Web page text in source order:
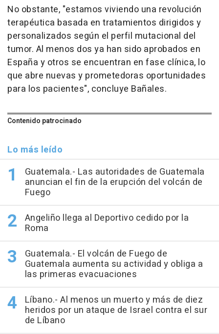
No obstante, "estamos viviendo una revolución
terapéutica basada en tratamientos dirigidos y
personalizados según el perfil mutacional del
tumor. Al menos dos ya han sido aprobados en
España y otros se encuentran en fase clínica, lo
que abre nuevas y prometedoras oportunidades
para los pacientes", concluye Bañales.
Contenido patrocinado
Lo más leído
Guatemala.- Las autoridades de Guatemala
anuncian el fin de la erupción del volcán de
Fuego
Angeliño llega al Deportivo cedido por la
Roma
Guatemala.- El volcán de Fuego de
Guatemala aumenta su actividad y obliga a
las primeras evacuaciones
Líbano.- Al menos un muerto y más de diez
heridos por un ataque de Israel contra el sur
de Líbano